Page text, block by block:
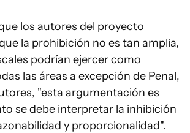
los autores del proyecto
la prohibición no es tan amplia,
podrían ejercer como
las áreas a excepción de Penal,
"esta argumentación es
se debe interpretar la inhibición
y proporcionalidad".